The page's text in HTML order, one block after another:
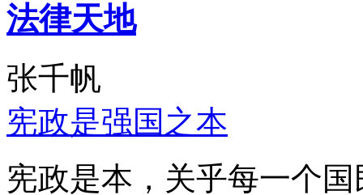
法律天地
张千帆
宪政是强国之本
宪政是本，关乎每一个